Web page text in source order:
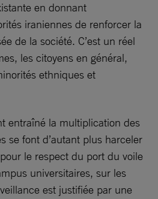
en donnant
iraniennes de renforcer la
de la société. C’est un réel
les citoyens en général,
ethniques et
entraîné la multiplication des
se font d’autant plus harceler
le respect du port du voile
universitaires, sur les
est justifiée par une